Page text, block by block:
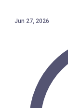
Jun 27, 2026